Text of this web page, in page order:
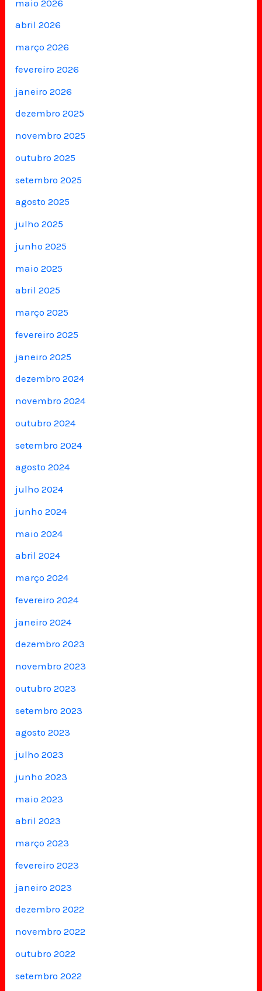
maio 2026
abril 2026
março 2026
fevereiro 2026
janeiro 2026
dezembro 2025
novembro 2025
outubro 2025
setembro 2025
agosto 2025
julho 2025
junho 2025
maio 2025
abril 2025
março 2025
fevereiro 2025
janeiro 2025
dezembro 2024
novembro 2024
outubro 2024
setembro 2024
agosto 2024
julho 2024
junho 2024
maio 2024
abril 2024
março 2024
fevereiro 2024
janeiro 2024
dezembro 2023
novembro 2023
outubro 2023
setembro 2023
agosto 2023
julho 2023
junho 2023
maio 2023
abril 2023
março 2023
fevereiro 2023
janeiro 2023
dezembro 2022
novembro 2022
outubro 2022
setembro 2022